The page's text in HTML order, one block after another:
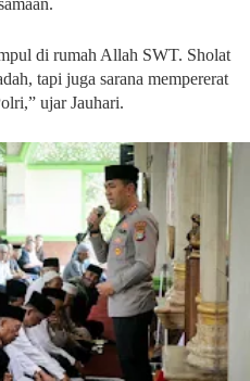
di rumah Allah SWT. Sholat
tapi juga sarana mempererat
ujar Jauhari.